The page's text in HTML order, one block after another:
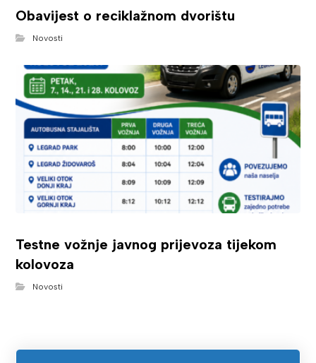
Obavijest o reciklažnom dvorištu
Novosti
Testne vožnje javnog prijevoza tijekom
kolovoza
Novosti